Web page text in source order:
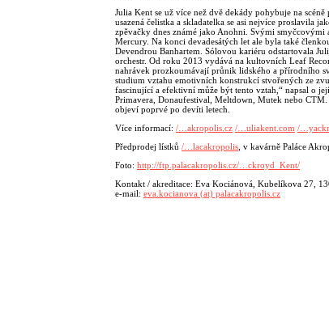
Julia Kent se už více než dvě dekády pohybuje na
usazená čelistka a skladatelka se asi nejvíce proslavila
zpěvačky dnes známé jako Anohni. Svými smyčcovými
Mercury. Na konci devadesátých let ale byla také
Devendrou Banhartem. Sólovou kariéru odstartovala
orchestr. Od roku 2013 vydává na kultovních Leaf
nahrávek prozkoumávají průnik lidského a přírodního
studium vztahu emotivních konstrukcí stvořených ze
fascinující a efektivní může být tento vztah,“ napsal o
Primavera, Donaufestival, Meltdown, Mutek nebo
objeví poprvé po devíti letech.
Více informací: /…akropolis.cz /…uliakent.com /
Předprodej lístků /…lacakropolis , v kavárně Paláce
Foto: http://ftp.palacakropolis.cz/…ckroyd_Kent/
Kontakt / akreditace: Eva Kociánová, Kubelíkova 27,
e-mail: eva.kocianova (at) palacakropolis.cz